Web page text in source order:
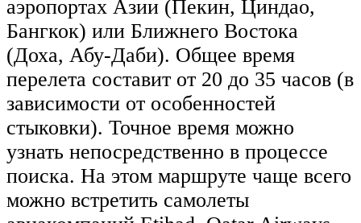
аэропортах Азии (Пекин, Циндао,
Бангкок) или Ближнего Востока
(Доха, Абу-Даби). Общее время
перелета составит от 20 до 35 часов (в
зависимости от особенностей
стыковки). Точное время можно
узнать непосредственно в процессе
поиска. На этом маршруте чаще всего
можно встретить самолеты